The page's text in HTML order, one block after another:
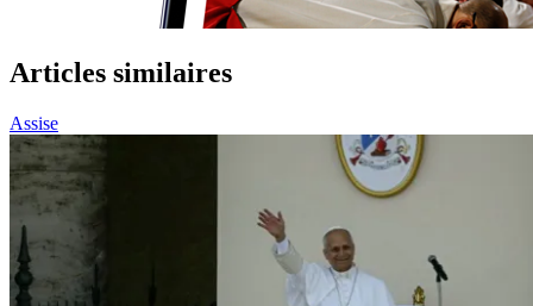
Articles similaires
Assise